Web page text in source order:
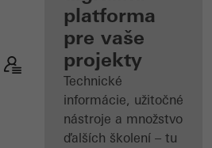
Spoznajte
"Moje
Pracovisko"
platforma
pre vaše
projekty
Technické
informácie, užitočné
nástroje a množstvo
ďalších školení – tu